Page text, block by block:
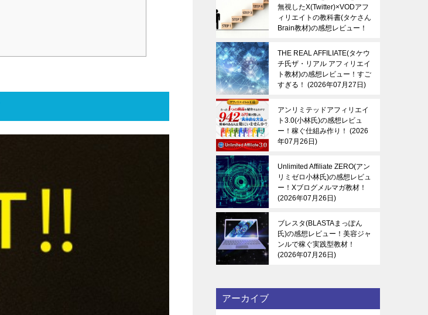
無視したX(Twitter)×VODアフ
ィリエイトの教科書(タケさん
Brain教材)の感想レビュー！
月27日
THE REAL AFFILIATE(タケウ
チ氏ザ・リアル アフィリエイ
ト教材)の感想レビュー！すご
すぎる！
2026年07月27日
アンリミテッドアフィリエイ
ト3.0(小林氏)の感想レビュ
ー！稼ぐ仕組み作り！
2026
年07月26日
Unlimited Affiliate ZERO(アン
リミゼロ小林氏)の感想レビュ
ー！Xブログメルマガ教材！
2026年07月26日
ブレスタ(BLASTAまっぽん
氏)の感想レビュー！美容ジャ
ンルで稼ぐ実践型教材！
2026年07月26日
アーカイブ